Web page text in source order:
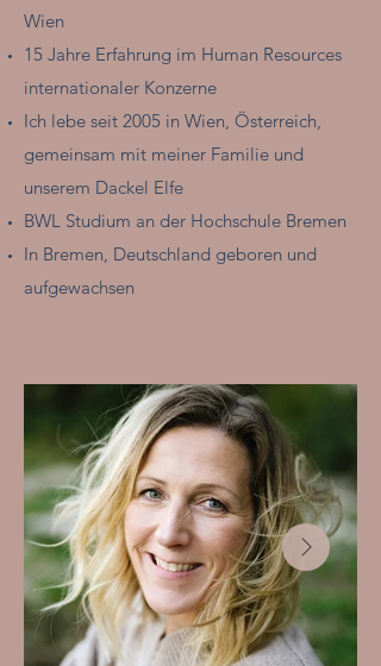
Wien
15 Jahre Erfahrung im Human Resources
internationaler Konzerne
Ich lebe seit 2005 in Wien, Österreich,
gemeinsam mit meiner Familie und
unserem Dackel Elfe
BWL Studium an der Hochschule Bremen
In Bremen, Deutschland geboren und
aufgewachsen